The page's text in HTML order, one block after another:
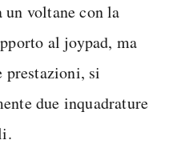
voltane con la
al joypad, ma
si
due inquadrature